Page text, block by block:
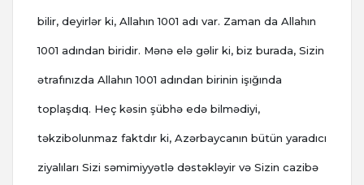
bilir, deyirlər ki, Allahın 1001 adı var. Zaman da Allahın
1001 adından biridir. Mənə elə gəlir ki, biz burada, Sizin
ətrafınızda Allahın 1001 adından birinin işığında
toplaşdıq. Heç kəsin şübhə edə bilmədiyi,
təkzibolunmaz faktdır ki, Azərbaycanın bütün yaradıcı
ziyalıları Sizi səmimiyyətlə dəstəkləyir və Sizin cazibə